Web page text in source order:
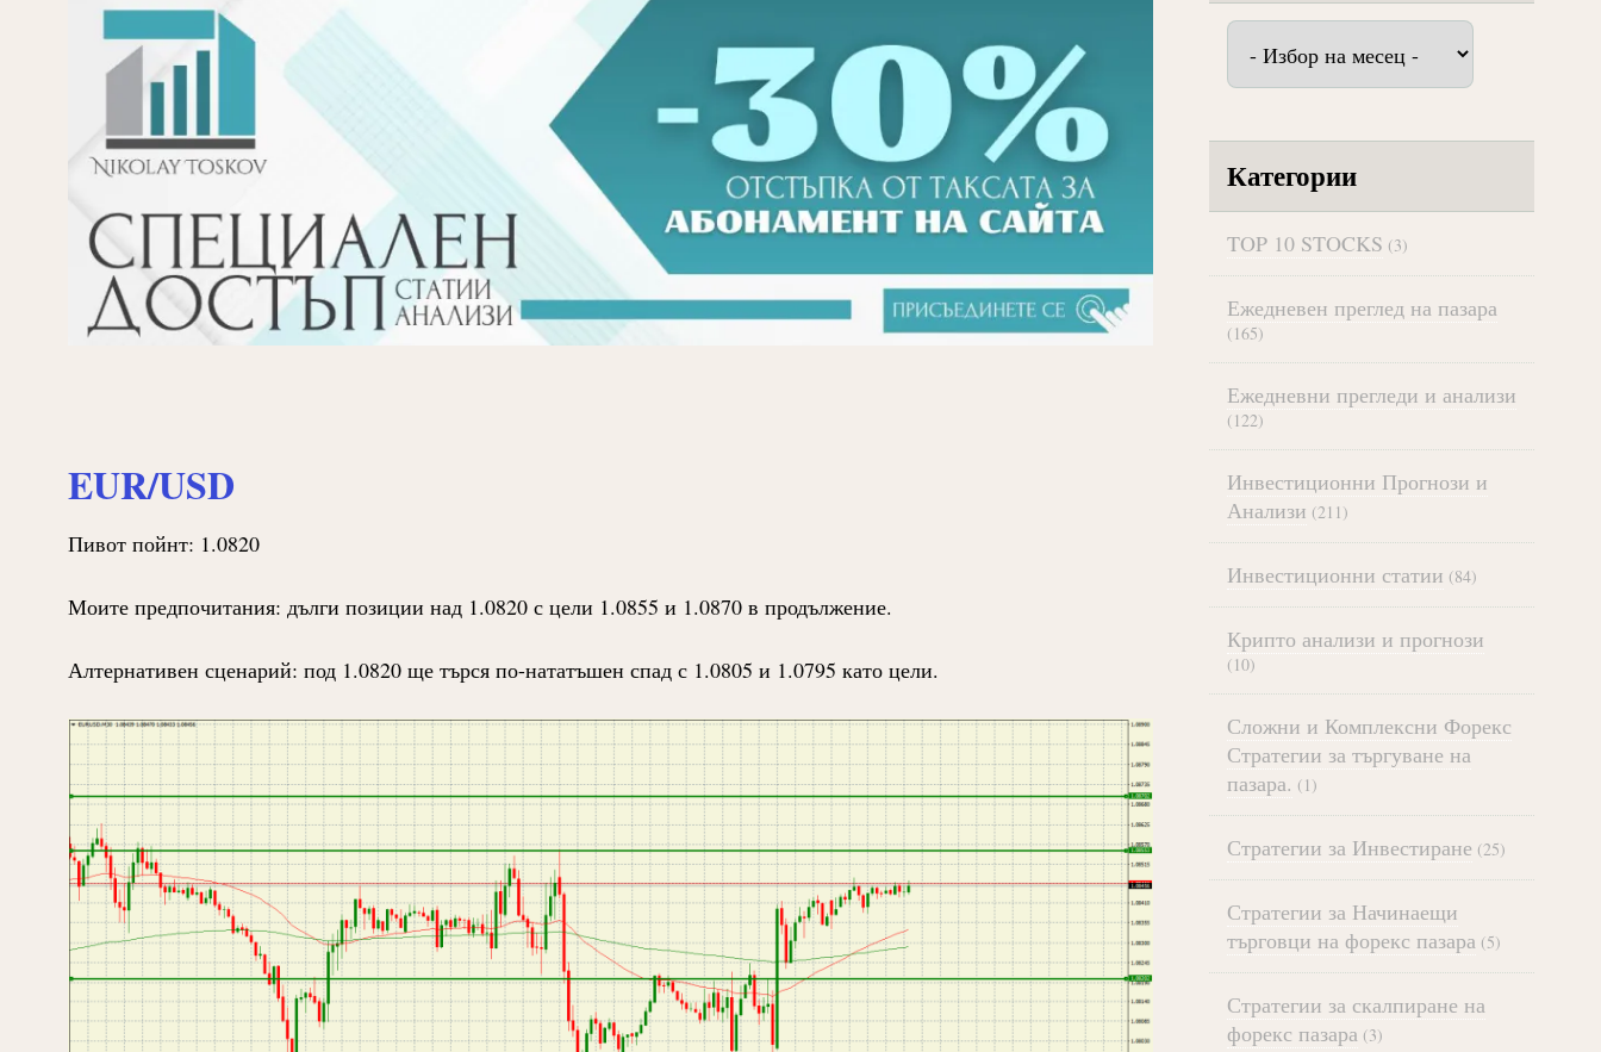
EUR/USD
Пивот пойнт: 1.0820
Моите предпочитания: дълги позиции над 1.0820 с цели 1.0855 и 1.0870 в продължение.
Алтернативен сценарий: под 1.0820 ще търся по-нататъшен спад с 1.0805 и 1.0795 като цели.
Архив
Категории
TOP 10 STOCKS (3)
Ежедневен преглед на пазара
(165)
Ежедневни прегледи и анализи
(122)
Инвестиционни Прогнози и
Анализи (211)
Инвестиционни статии (84)
Крипто анализи и прогнози
(10)
Сложни и Комплексни Форекс
Стратегии за търгуване на
пазара. (1)
Стратегии за Инвестиране (25)
Стратегии за Начинаещи
търговци на форекс пазара(5)
Стратегии за скалпиране на
форекс пазара(3)